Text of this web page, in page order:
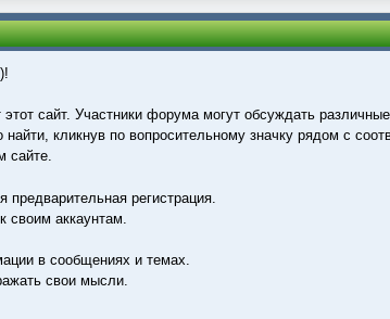
сайт. Участники форума могут обсуждать
кликнув по вопросительному значку рядом с
сайте.
регистрация.
своим аккаунтам.
в сообщениях и темах.
свои мысли.